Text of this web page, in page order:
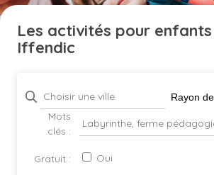
Les activités pour
Iffendic
Mots
clés :
Gratuit : Oui